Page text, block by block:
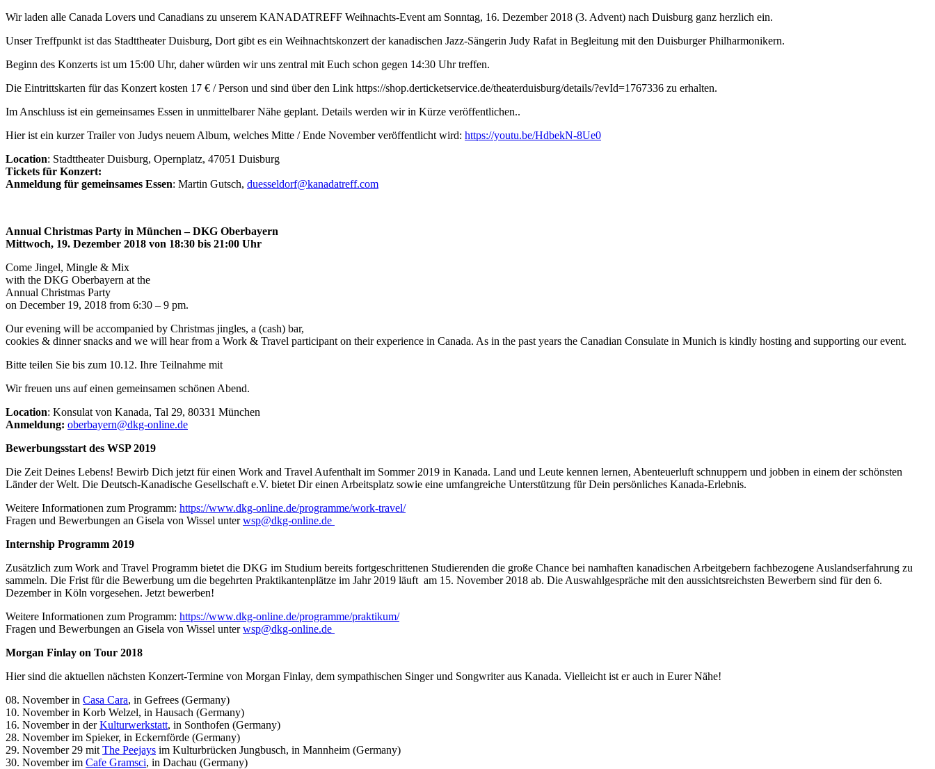
Wir laden alle Canada Lovers und Canadians zu unserem KANADATREFF Weihnachts-Event am Sonntag, 16. Dezember 2018 (3. Advent) nach Duisburg ganz herzlich ein.
Unser Treffpunkt ist das Stadttheater Duisburg, Dort gibt es ein Weihnachtskonzert der kanadischen Jazz-Sängerin Judy Rafat in Begleitung mit den Duisburger Philharmonikern.
Beginn des Konzerts ist um 15:00 Uhr, daher würden wir uns zentral mit Euch schon gegen 14:30 Uhr treffen.
Die Eintrittskarten für das Konzert kosten 17 € / Person und sind über den Link https://shop.derticketservice.de/theaterduisburg/details/?evId=1767336 zu erhalten.
Im Anschluss ist ein gemeinsames Essen in unmittelbarer Nähe geplant. Details werden wir in Kürze veröffentlichen..
Hier ist ein kurzer Trailer von Judys neuem Album, welches Mitte / Ende November veröffentlicht wird: https://youtu.be/HdbekN-8Ue0
Location: Stadttheater Duisburg, Opernplatz, 47051 Duisburg
Tickets für Konzert:
Anmeldung für gemeinsames Essen: Martin Gutsch, duesseldorf@kanadatreff.com
Annual Christmas Party in München – DKG Oberbayern
Mittwoch, 19. Dezember 2018 von 18:30 bis 21:00 Uhr
Come Jingel, Mingle & Mix
with the DKG Oberbayern at the
Annual Christmas Party
on December 19, 2018 from 6:30 – 9 pm.
Our evening will be accompanied by Christmas jingles, a (cash) bar,
cookies & dinner snacks and we will hear from a Work & Travel participant on their experience in Canada. As in the past years the Canadian Consulate in Munich is kindly hosting and supporting our event.
Bitte teilen Sie bis zum 10.12. Ihre Teilnahme mit
Wir freuen uns auf einen gemeinsamen schönen Abend.
Location: Konsulat von Kanada, Tal 29, 80331 München
Anmeldung: oberbayern@dkg-online.de
Bewerbungsstart des WSP 2019
Die Zeit Deines Lebens! Bewirb Dich jetzt für einen Work and Travel Aufenthalt im Sommer 2019 in Kanada. Land und Leute kennen lernen, Abenteuerluft schnuppern und jobben in einem der schönsten
Länder der Welt. Die Deutsch-Kanadische Gesellschaft e.V. bietet Dir einen Arbeitsplatz sowie eine umfangreiche Unterstützung für Dein persönliches Kanada-Erlebnis.
Weitere Informationen zum Programm: https://www.dkg-online.de/programme/work-travel/
Fragen und Bewerbungen an Gisela von Wissel unterwsp@dkg-online.de
Internship Programm 2019
Zusätzlich zum Work and Travel Programm bietet die DKG im Studium bereits fortgeschrittenen Studierenden die große Chance bei namhaften kanadischen Arbeitgebern fachbezogene Auslandserfahrung zu
sammeln. Die Frist für die Bewerbung um die begehrten Praktikantenplätze im Jahr 2019 läuft am 15. November 2018 ab. Die Auswahlgespräche mit den aussichtsreichsten Bewerbern sind für den 6.
Dezember in Köln vorgesehen. Jetzt bewerben!
Weitere Informationen zum Programm: https://www.dkg-online.de/programme/praktikum/
Fragen und Bewerbungen an Gisela von Wissel unterwsp@dkg-online.de
Morgan Finlay on Tour 2018
Hier sind die aktuellen nächsten Konzert-Termine von Morgan Finlay, dem sympathischen Singer und Songwriter aus Kanada. Vielleicht ist er auch in Eurer Nähe!
08. November in Casa Cara, in Gefrees (Germany)
10. November in Korb Welzel, in Hausach (Germany)
16. November in derKulturwerkstatt, in Sonthofen (Germany)
28. November im Spieker, in Eckernförde (Germany)
29. November 29 mit The Peejays im Kulturbrücken Jungbusch, in Mannheim (Germany)
30. November im Cafe Gramsci, in Dachau (Germany)